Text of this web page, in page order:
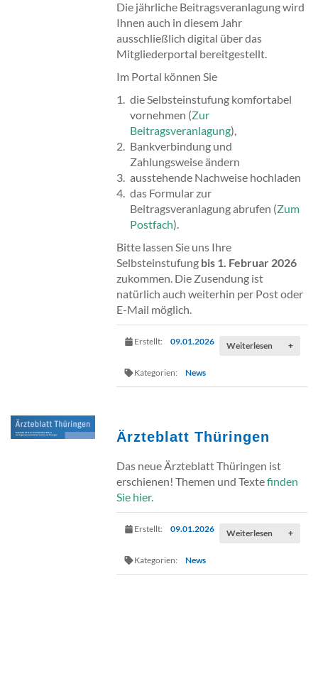
Die jährliche Beitragsveranlagung wird
Ihnen auch in diesem Jahr
ausschließlich digital über das
Mitgliederportal bereitgestellt.
Im Portal können Sie
die Selbsteinstufung komfortabel
vornehmen (Zur
Beitragsveranlagung),
Bankverbindung und
Zahlungsweise ändern
ausstehende Nachweise hochladen
das Formular zur
Beitragsveranlagung abrufen (Zum
Postfach).
Bitte lassen Sie uns Ihre
Selbsteinstufung bis 1. Februar 2026
zukommen. Die Zusendung ist
natürlich auch weiterhin per Post oder
E-Mail möglich.
Erstellt: 09.01.2026
Kategorien: News
Weiterlesen +
Ärzteblatt Thüringen
Das neue Ärzteblatt Thüringen ist
erschienen! Themen und Textefinden
Sie hier.
Erstellt: 09.01.2026
Kategorien: News
Weiterlesen +